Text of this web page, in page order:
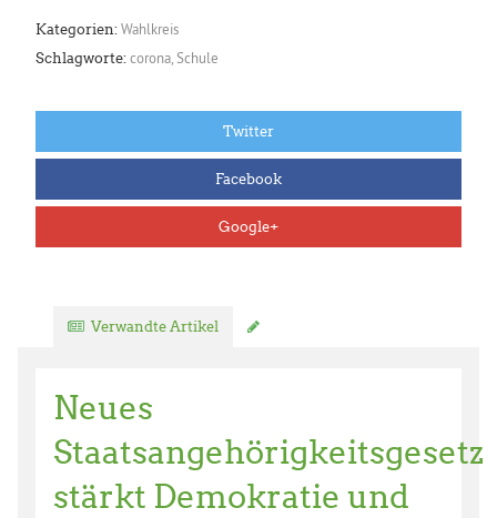
Kategorien: Wahlkreis
Schlagworte: corona Schule
Twitter
Facebook
Google+
Verwandte Artikel
Neues
Staatsangehörigkeitsgesetz
stärkt Demokratie und